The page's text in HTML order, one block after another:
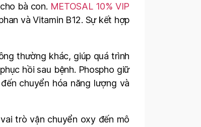
bà con. METOSAL 10% VIP
và Vitamin B12. Sự kết hợp
thường khác, giúp quá trình
hồi sau bệnh. Phospho giữ
chuyển hóa năng lượng và
trò vận chuyển oxy đến mô